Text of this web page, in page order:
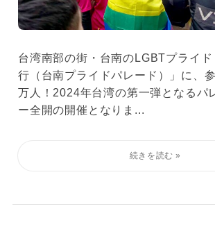
台湾南部の街・台南のLGBTプライ
行（台南プライドパレード）」に、
万人！2024年台湾の第一弾となるパ
ー全開の開催となりま...